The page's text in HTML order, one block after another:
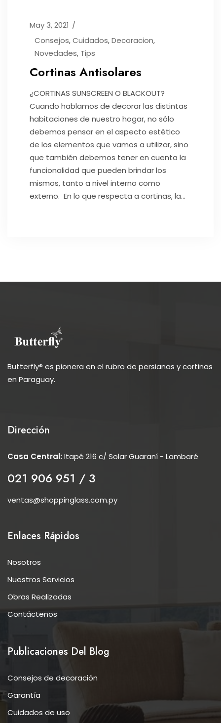
May 3, 2021
Consejos,Cuidados,Decoracion,
Novedades, Tips
Cortinas Antisolares
¿CORTINAS SUNSCREEN O BLACKOUT?
Cuando hablamos de decorar las distintas
habitaciones de nuestro hogar, no sólo
debemos pensar en el aspecto estético
de los elementos que vamos a utilizar, sino
que también debemos tener en cuenta la
funcionalidad que pueden brindar los
mismos, tanto a nivel interno como
externo. En lo que respecta a cortinas, la...
Butterfly® es pionera en el rubro de persianas y cortinas
en Paraguay.
Dirección
Casa Central: Itapé 216 c/ Solar Guaraní - Lambaré
021 906 951 / 3
ventas@shoppinglass.com.py
Enlaces Rápidos
Nosotros
Nuestros Servicios
Obras Realizadas
Contáctenos
Publicaciones Del Blog
Consejos de decoración
Garantía
Cuidados de uso